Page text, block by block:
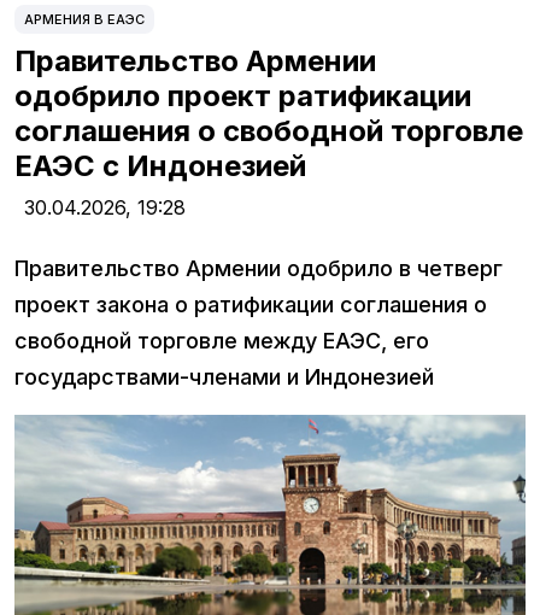
АРМЕНИЯ В ЕАЭС
Правительство Армении
одобрило проект ратификации
соглашения о свободной торговле
ЕАЭС с Индонезией
30.04.2026, 19:28
Правительство Армении одобрило в четверг
проект закона о ратификации соглашения о
свободной торговле между ЕАЭС, его
государствами-членами и Индонезией